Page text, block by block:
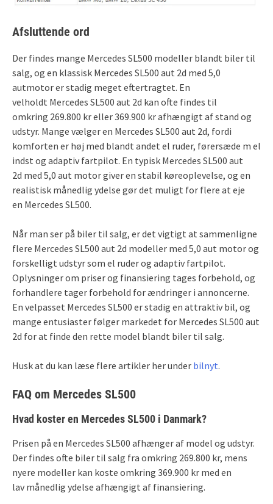
Afsluttende ord
Der findes mange Mercedes SL500 modeller blandt biler til
salg, og en klassisk Mercedes SL500 aut 2d med 5,0
autmotor er stadig meget eftertragtet. En
velholdt Mercedes SL500 aut 2d kan ofte findes til
omkring 269.800 kr eller 369.900 kr afhængigt af stand og
udstyr. Mange vælger en Mercedes SL500 aut 2d, fordi
komforten er høj med blandt andet el ruder, førersæde m el
indst og adaptiv fartpilot. En typisk Mercedes SL500 aut
2d med 5,0 aut motor giver en stabil køreoplevelse, og en
realistisk månedlig ydelse gør det muligt for flere at eje
en Mercedes SL500.
Når man ser på biler til salg, er det vigtigt at sammenligne
flere Mercedes SL500 aut 2d modeller med 5,0 aut motor og
forskelligt udstyr som el ruder og adaptiv fartpilot.
Oplysninger om priser og finansiering tages forbehold, og
forhandlere tager forbehold for ændringer i annoncerne.
En velpasset Mercedes SL500 er stadig en attraktiv bil, og
mange entusiaster følger markedet for Mercedes SL500 aut
2d for at finde den rette model blandt biler til salg.
Husk at du kan læse flere artikler her under bilnyt.
FAQ om Mercedes SL500
Hvad koster en Mercedes SL500 i Danmark?
Prisen på en Mercedes SL500 afhænger af model og udstyr.
Der findes ofte biler til salg fra omkring 269.800 kr, mens
nyere modeller kan koste omkring 369.900 kr med en
lav månedlig ydelse afhængigt af finansiering.